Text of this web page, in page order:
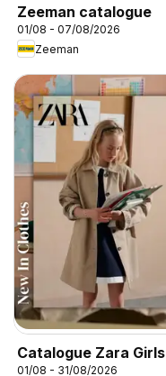
Zeeman catalogue
01/08 - 07/08/2026
Zeeman
Catalogue Zara Girls
01/08 - 31/08/2026